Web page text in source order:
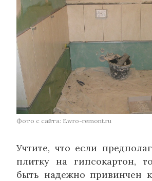
Фото с сайта: Ewro-remont.ru
Учтите, что если
плитку на гипсокартон,
быть надежно привинчен